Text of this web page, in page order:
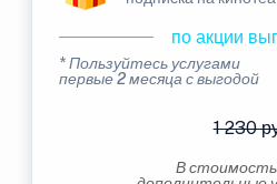
по акции
* Пользуйтесь услугами
первые 2 месяца с выгодой
1 230
В